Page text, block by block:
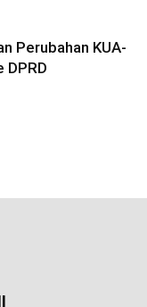
Perubahan KUA-
DPRD